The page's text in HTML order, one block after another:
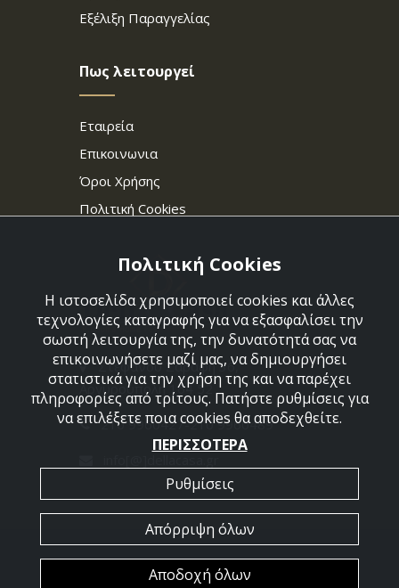
Εξέλιξη Παραγγελίας
Πως λειτουργεί
Εταιρεία
Επικοινωνια
Όροι Χρήσης
Πολιτική Cookies
Στεφάνου Σαράφη 36,
Αργυρούπολη 164 52
210 9960427-210 9960489
2026 @ All Rights Reserved - Dellacasa
Πολιτική Cookies
Η ιστοσελίδα χρησιμοποιεί cookies και άλλες
τεχνολογίες καταγραφής για να εξασφαλίσει την
σωστή λειτουργία της, την δυνατότητά σας να
επικοινωνήσετε μαζί μας, να δημιουργήσει
στατιστικά για την χρήση της και να παρέχει
πληροφορίες από τρίτους. Πατήστε ρυθμίσεις για
να επιλέξετε ποια cookies θα αποδεχθείτε.
ΠΕΡΙΣΣΟΤΕΡΑ
Ρυθμίσεις
Απόρριψη όλων
Αποδοχή όλων